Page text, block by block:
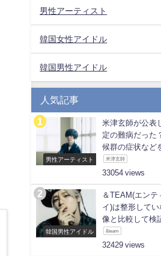
男性アーティスト
韓国女性アイドル
韓国男性アイドル
人気記事
男性アーティスト
米津玄師が公表
定の難病だった
候群の症状など
米津玄師
33054
韓国男性アイドル
＆TEAM(エンテ
イ)は整形して
像と比較して検
&team
32429